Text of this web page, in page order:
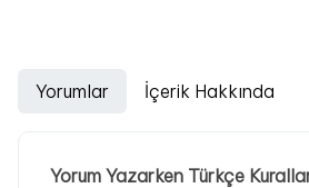
Yorumlar İçerik Hakkında
Yorum Yazarken Türkçe